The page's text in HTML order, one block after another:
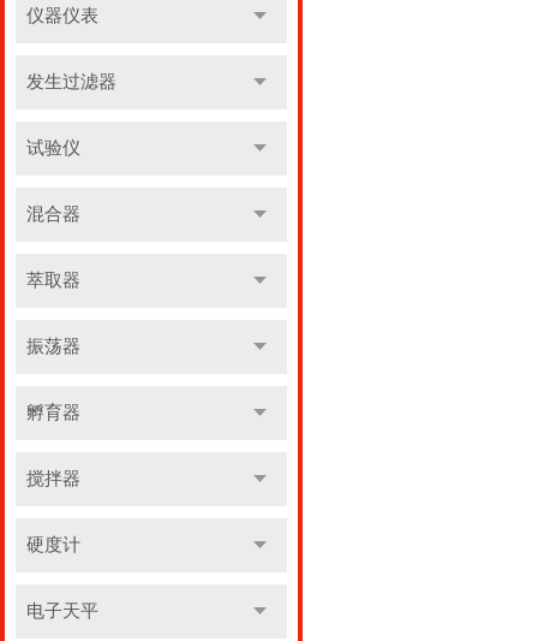
仪器仪表
发生过滤器
试验仪
混合器
萃取器
振荡器
孵育器
搅拌器
硬度计
电子天平